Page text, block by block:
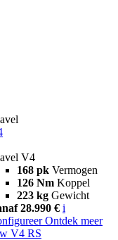
V4
168 pk Vermogen
126 Nm Koppel
223 kg Gewicht
28.990 € i
Ontdek meer
V4 RS